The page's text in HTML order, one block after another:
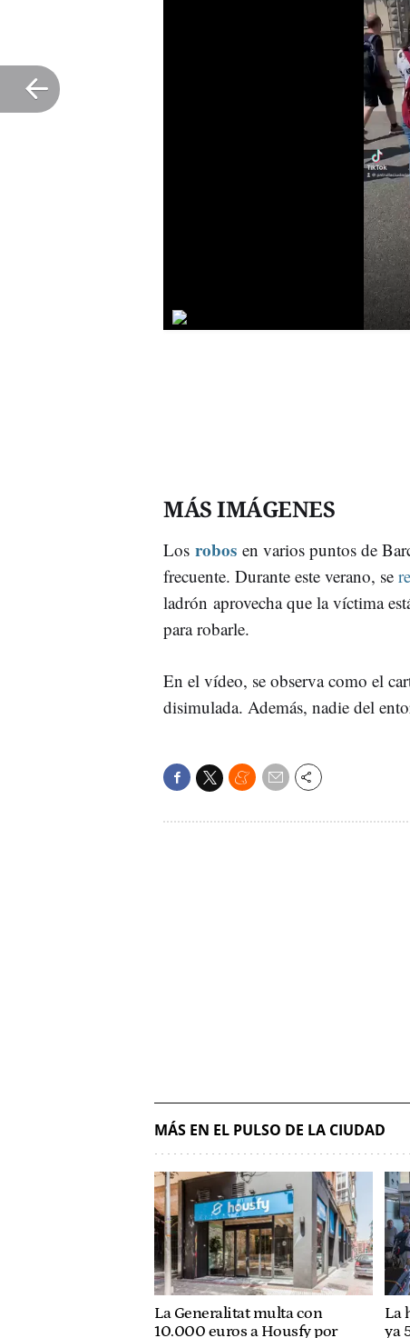
MÁS IMÁGENES
Los robos en varios puntos de
frecuente. Durante este verano, se
ladrón aprovecha que la víctima
para robarle.
En el vídeo, se observa como el
disimulada. Además, nadie del
MÁS EN EL PULSO DE LA CIUDAD
La Generalitat multa con
10.000 euros a Housfy por
La
ya